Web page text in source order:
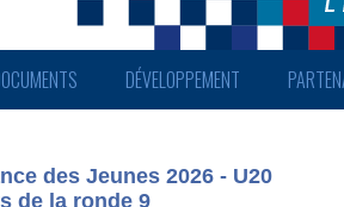
DÉVELOPPEMENT
des Jeunes 2026 - U20
de la ronde 9